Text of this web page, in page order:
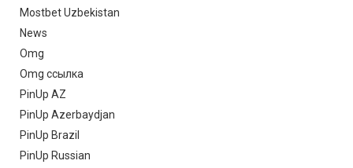
Mostbet Uzbekistan
News
Omg
Omg ссылка
PinUp AZ
PinUp Azerbaydjan
PinUp Brazil
PinUp Russian